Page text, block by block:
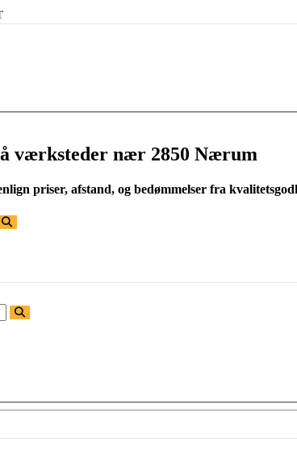
værksteder nær 2850 Nærum
priser, afstand, og bedømmelser fra